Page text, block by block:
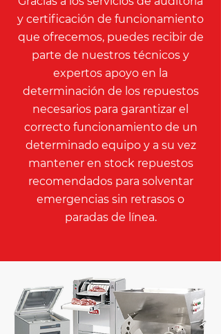
y certificación de funcionamiento
que ofrecemos, puedes recibir de
parte de nuestros técnicos y
expertos apoyo en la
determinación de los repuestos
necesarios para garantizar el
correcto funcionamiento de un
determinado equipo y a su vez
mantener en stock repuestos
recomendados para solventar
emergencias sin retrasos o
paradas de línea.